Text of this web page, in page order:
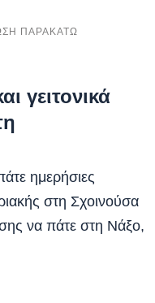
γειτονικά
ημερήσιες
στη Σχοινούσα
να πάτε στη Νάξο,